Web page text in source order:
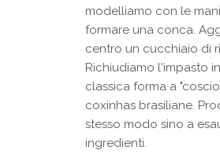
modelliamo con le
formare una conca.
centro un cucchiaio di
Richiudiamo l'impasto
classica forma a
coxinhas brasiliane.
stesso modo sino a
ingredienti.